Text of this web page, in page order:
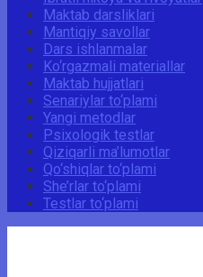
Maktab darsliklari
Mantiqiy savollar
Dars ishlanmalar
Ko‘rgazmali materiallar
Maktab hujjatlari
Senariylar to‘plami
Yangi metodlar
Psixologik testlar
Qiziqarli ma’lumotlar
Qo‘shiqlar to‘plami
She’rlar to‘plami
Testlar to‘plami